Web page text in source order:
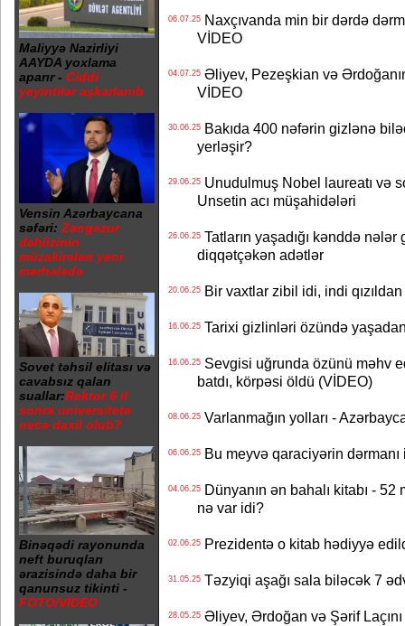
Maliyyə Nazirliyi
AAYDA yoxlama
aparır - Ciddi
yeyintilər aşkarlanıb
Vensin Azərbaycana
səfəri: Zəngəzur
dəhlizinin
müzakirələri yeni
mərhələdə
Sovet təhsil elitası və
cavabsız qalan
suallar:Rektor 6 il
sonra universitetə
necə daxil olub?
Binəqədi rayonunda
neft buruqları
ərazisində daha bir
qanunsuz tikinti -
FOTO/VİDEO
06.07.25Naxçıvanda min bir dərdə
VİDEO
04.07.25Əliyev, Pezeşkian və
VİDEO
30.06.25Bakıda 400 nəfərin gizlənə
yerləşir?
29.06.25Unudulmuş Nobel laureatı və
Unsetin acı müşahidələri
26.06.25Tatların yaşadığı kənddə
diqqətçəkən adətlər
20.06.25Bir vaxtlar zibil idi, indi
16.06.25Tarixi gizlinləri özündə
16.06.25Sevgisi uğrunda özünü məhv
batdı, körpəsi öldü (VİDEO)
08.06.25Varlanmağın yolları -
06.06.25Bu meyvə qaraciyərin
04.06.25Dünyanın ən bahalı kitabı - 52
nə var idi?
02.06.25Prezidentə o kitab hədiyyə
31.05.25Təzyiqi aşağı sala biləcək 7
28.05.25Əliyev, Ərdoğan və Şərif